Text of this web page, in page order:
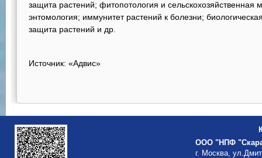
защита растений; фитопотология и сельскохозяйственная
энтомология; иммунитет растений к болезни;
защита растений и др.
Источник: «Адвис»
ООО "НПФ
г. Москва,